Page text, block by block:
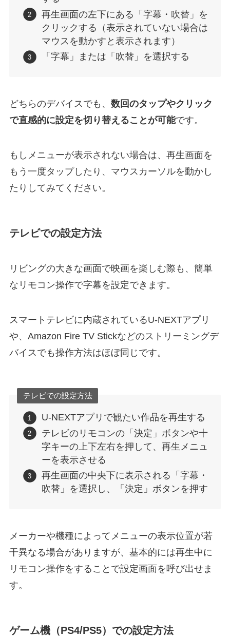
再生画面の左下にある「字幕・吹替」を
クリックする（表示されていない場合は
マウスを動かすと表示されます）
「字幕」または「吹替」を選択する
どちらのデバイスでも、 数回のタップやクリック
で直感的に設定を切り替えることが可能です。
もしメニューが表示されない場合は、再生画面を
もう一度タップしたり、マウスカーソルを動かし
たりしてみてください。
テレビでの設定方法
リビングの大きな画面で映画を楽しむ際も、簡単
なリモコン操作で字幕を設定できます。
スマートテレビに内蔵されているU-NEXTアプリ
や、Amazon Fire TV Stickなどのストリーミングデ
バイスでも操作方法はほぼ同じです。
テレビでの設定方法
U-NEXTアプリで観たい作品を再生する
テレビのリモコンの「決定」ボタンや十
字キーの上下左右を押して、再生メニュ
ーを表示させる
再生画面の中央下に表示される「字幕・
吹替」を選択し、「決定」ボタンを押す
メーカーや機種によってメニューの表示位置が若
干異なる場合がありますが、基本的には再生中に
リモコン操作をすることで設定画面を呼び出せま
す。
ゲーム機（PS4/PS5）での設定方法